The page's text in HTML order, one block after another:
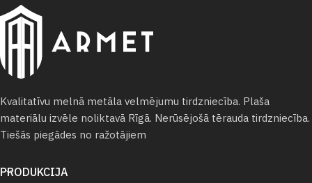
Kvalitatīvu melnā metāla velmējumu tirdzniecība. Plaša
materiālu izvēle noliktavā Rīgā. Nerūsējošā tērauda tirdzniecība.
Tiešās piegādes no ražotājiem
PRODUKCIJA